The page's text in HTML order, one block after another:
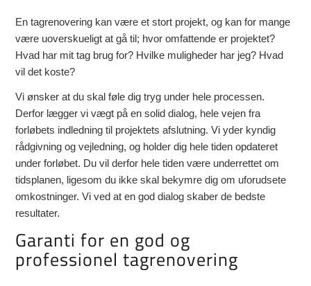
En tagrenovering kan være et stort projekt, og kan for mange
være uoverskueligt at gå til; hvor omfattende er projektet?
Hvad har mit tag brug for? Hvilke muligheder har jeg? Hvad
vil det koste?
Vi ønsker at du skal føle dig tryg under hele processen.
Derfor lægger vi vægt på en solid dialog, hele vejen fra
forløbets indledning til projektets afslutning. Vi yder kyndig
rådgivning og vejledning, og holder dig hele tiden opdateret
under forløbet. Du vil derfor hele tiden være underrettet om
tidsplanen, ligesom du ikke skal bekymre dig om uforudsete
omkostninger. Vi ved at en god dialog skaber de bedste
resultater.
Garanti for en god og
professionel tagrenovering